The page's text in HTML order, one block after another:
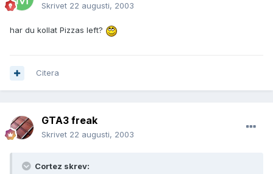
Skrivet 22 augusti, 2003
har du kollat Pizzas left?
Citera
GTA3 freak
Skrivet 22 augusti, 2003
Cortez skrev: